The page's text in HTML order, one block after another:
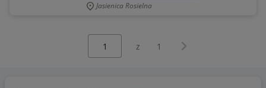
Jasienica Rosielna
z 1 Następna strona